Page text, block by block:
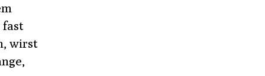
fast
wirst